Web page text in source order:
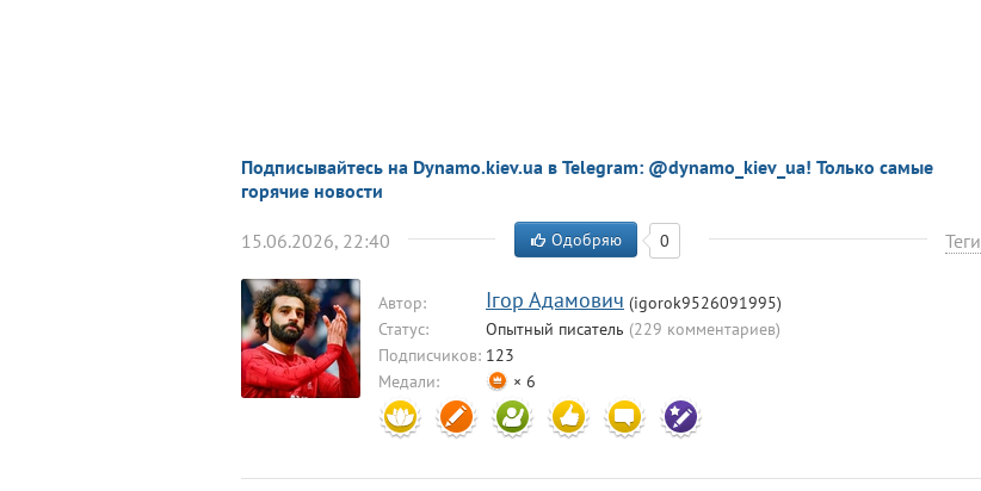
Подписывайтесь на Dynamo.kiev.ua в Telegram: @dynamo_kiev_ua! Только самые
горячие новости
15.06.2026, 22:40 Теги
Одобряю 0
Автор: Ігор Адамович (igorok9526091995)
Статус:
Опытный писатель (229 комментариев)
Подписчиков: 123
Медали:
× 6